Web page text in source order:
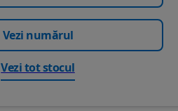
Vezi numărul
Vezi tot stocul